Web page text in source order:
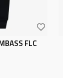
FLC